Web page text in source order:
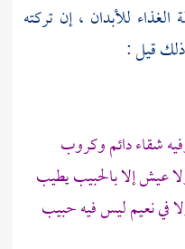
للأبدان ، إن تركته
قيل :
شقاء دائم وكروب
عيش إلا بالحبيب يطيب
في نعيم ليس فيه حبيب